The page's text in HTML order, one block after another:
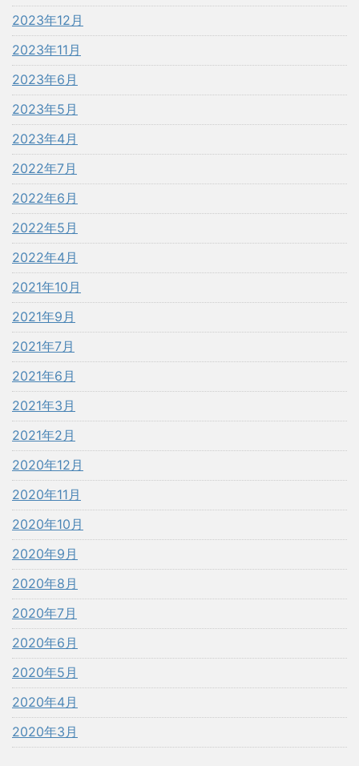
2023年12月
2023年11月
2023年6月
2023年5月
2023年4月
2022年7月
2022年6月
2022年5月
2022年4月
2021年10月
2021年9月
2021年7月
2021年6月
2021年3月
2021年2月
2020年12月
2020年11月
2020年10月
2020年9月
2020年8月
2020年7月
2020年6月
2020年5月
2020年4月
2020年3月